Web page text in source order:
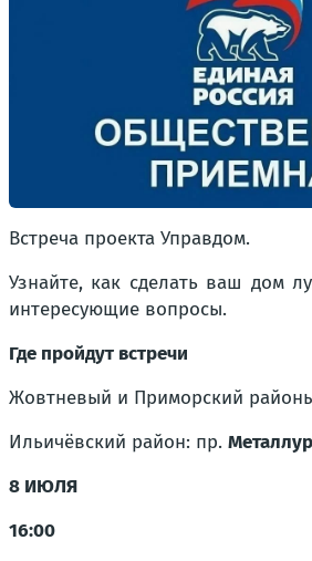
Встреча проекта Управдом.
Узнайте, как сделать ваш дом
интересующие вопросы.
Где пройдут встречи
Жовтневый и Приморский
Ильичёвский район: пр.
8 ИЮЛЯ
16:00